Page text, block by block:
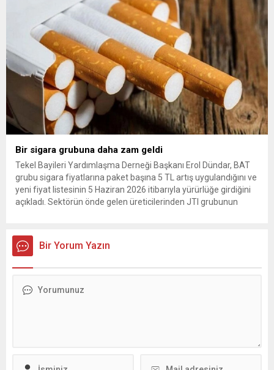
Arda Güler gösterildi. The...
Bir sigara grubuna daha zam geldi
Tekel Bayileri Yardımlaşma Derneği Başkanı Erol Dündar, BAT
grubu sigara fiyatlarına paket başına 5 TL artış uygulandığını ve
yeni fiyat listesinin 5 Haziran 2026 itibarıyla yürürlüğe girdiğini
açıkladı. Sektörün önde gelen üreticilerinden JTI grubunun
Yardımlaşma...
Bir Yorum Yazın